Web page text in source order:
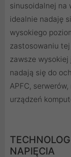
sinusoidalnej na
idealnie nadaję
wysokiego
zastosowaniu
zawsze
nadają się do
APFC,
urządzeń
NAPIĘCIA